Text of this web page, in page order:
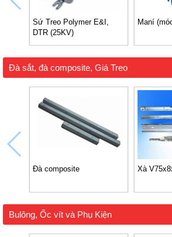
Sứ Treo Polymer E&I,
DTR (25KV)
Maní
Đà sắt, đà composite, Giá Treo
Đà composite Xà
Bulông, Ốc vít và Phụ Kiện